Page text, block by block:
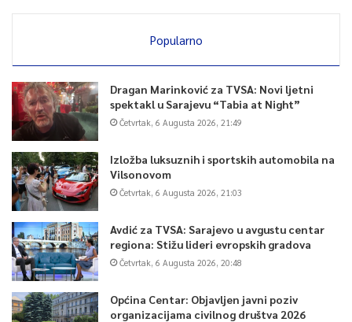
Popularno
Dragan Marinković za TVSA: Novi ljetni
spektakl u Sarajevu “Tabia at Night”
Četvrtak, 6 Augusta 2026, 21:49
Izložba luksuznih i sportskih automobila na
Vilsonovom
Četvrtak, 6 Augusta 2026, 21:03
Avdić za TVSA: Sarajevo u avgustu centar
regiona: Stižu lideri evropskih gradova
Četvrtak, 6 Augusta 2026, 20:48
Općina Centar: Objavljen javni poziv
organizacijama civilnog društva 2026